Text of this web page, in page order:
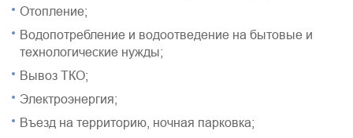
Отопление;
Водопотребление и водоотведение на бытовые и
технологические нужды;
Вывоз ТКО;
Электроэнергия;
Въезд на территорию, ночная парковка;